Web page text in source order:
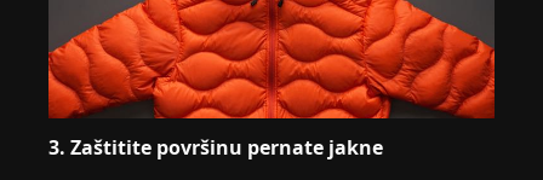
3. Zaštitite površinu pernate jakne